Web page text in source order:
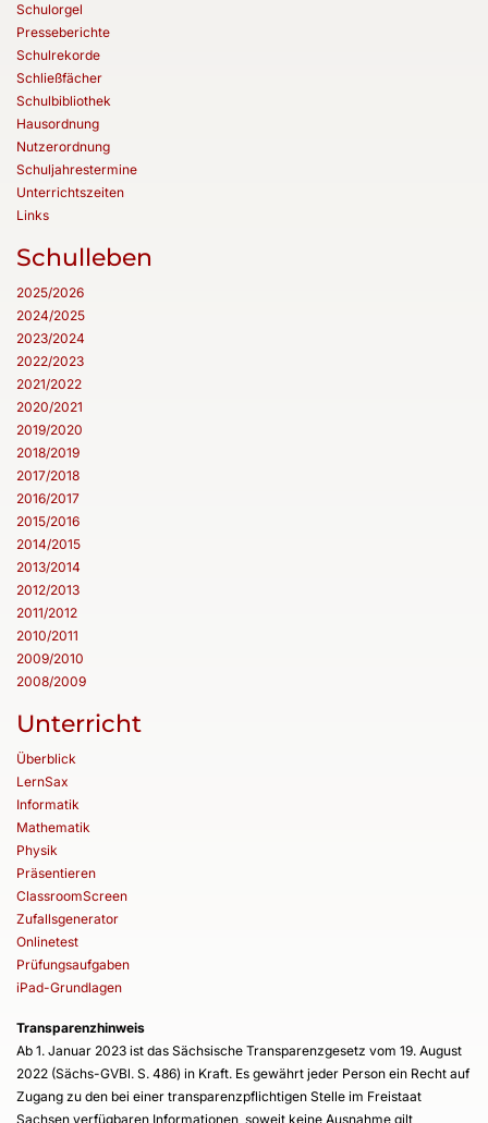
Schulorgel
Presseberichte
Schulrekorde
Schließfächer
Schulbibliothek
Hausordnung
Nutzerordnung
Schuljahrestermine
Unterrichtszeiten
Links
Schulleben
2025/2026
2024/2025
2023/2024
2022/2023
2021/2022
2020/2021
2019/2020
2018/2019
2017/2018
2016/2017
2015/2016
2014/2015
2013/2014
2012/2013
2011/2012
2010/2011
2009/2010
2008/2009
Unterricht
Überblick
LernSax
Informatik
Mathematik
Physik
Präsentieren
ClassroomScreen
Zufallsgenerator
Onlinetest
Prüfungsaufgaben
iPad-Grundlagen
Transparenzhinweis
Ab 1. Januar 2023 ist das Sächsische Transparenzgesetz vom 19. August
2022 (Sächs-GVBl. S. 486) in Kraft. Es gewährt jeder Person ein Recht auf
Zugang zu den bei einer transparenzpflichtigen Stelle im Freistaat
Sachsen verfügbaren Informationen, soweit keine Ausnahme gilt